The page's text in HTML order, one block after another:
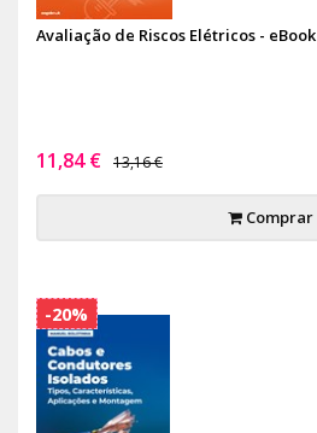
Avaliação de Riscos Elétricos - eBook
11,84 € 13,16 €
Comprar
-20%